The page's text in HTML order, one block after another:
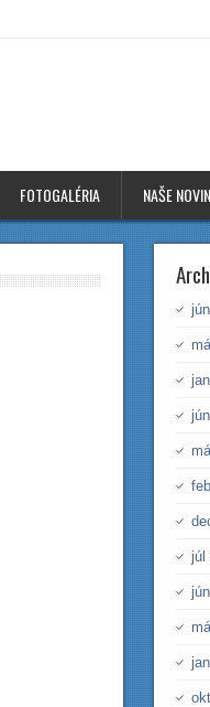
FOTOGALÉRIA NAŠE
júl